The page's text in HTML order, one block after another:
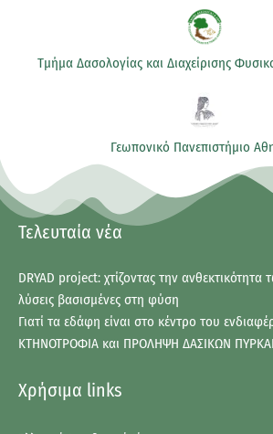
Τμήμα Δασολογίας και Διαχείρισης
Γεωπονικό Πανεπιστήμιο
Τελευταία νέα
DRYAD project: χτίζοντας την
λύσεις βασισμένες στη φύση
Γιατί τα εδάφη είναι στο κέντρο του
ΚΤΗΝΟΤΡΟΦΙΑ και ΠΡΟΛΗΨΗ ΔΑΣΙΚΩΝ
Χρήσιμα links